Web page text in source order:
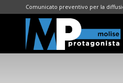
Comunicato preventivo per la